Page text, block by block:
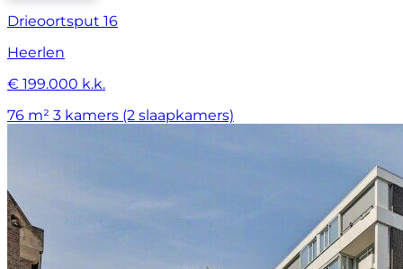
Drieoortsput 16
Heerlen
€ 199.000 k.k.
76 m² 3 kamers (2 slaapkamers)